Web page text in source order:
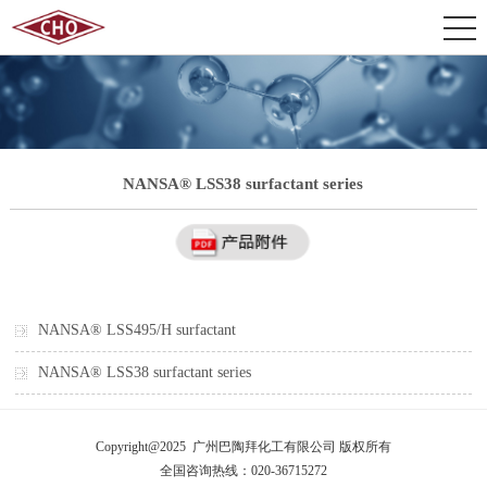
NANSA® LSS38 surfactant series
NANSA® LSS495/H surfactant
NANSA® LSS38 surfactant series
Copyright@2025 广州巴陶拜化工有限公司 版权所有
全国咨询热线：020-36715272